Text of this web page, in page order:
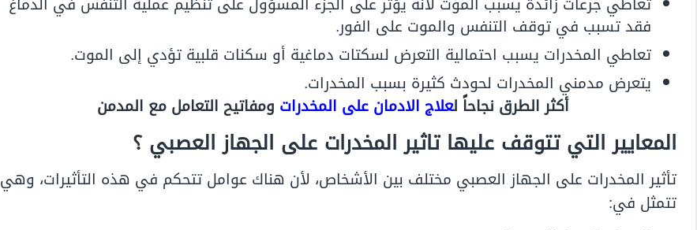
فقد تسبب في توقف التنفس والموت على الفور.
تعاطي المخدرات يسبب احتمالية التعرض لسكتات دماغية أو سكنات قلبية تؤدي إلى الموت.
يتعرض مدمني المخدرات لحودث كثيرة بسبب المخدرات.
أكثر الطرق نجاحاً لعلاج الادمان على المخدرات ومفاتيح التعامل مع المدمن
المعايير التي تتوقف عليها تاثير المخدرات على الجهاز العصبي ؟
تأثير المخدرات على الجهاز العصبي مختلف بين الأشخاص، لأن هناك عوامل تتحكم في هذه التأثيرات، وهي
تتمثل في: